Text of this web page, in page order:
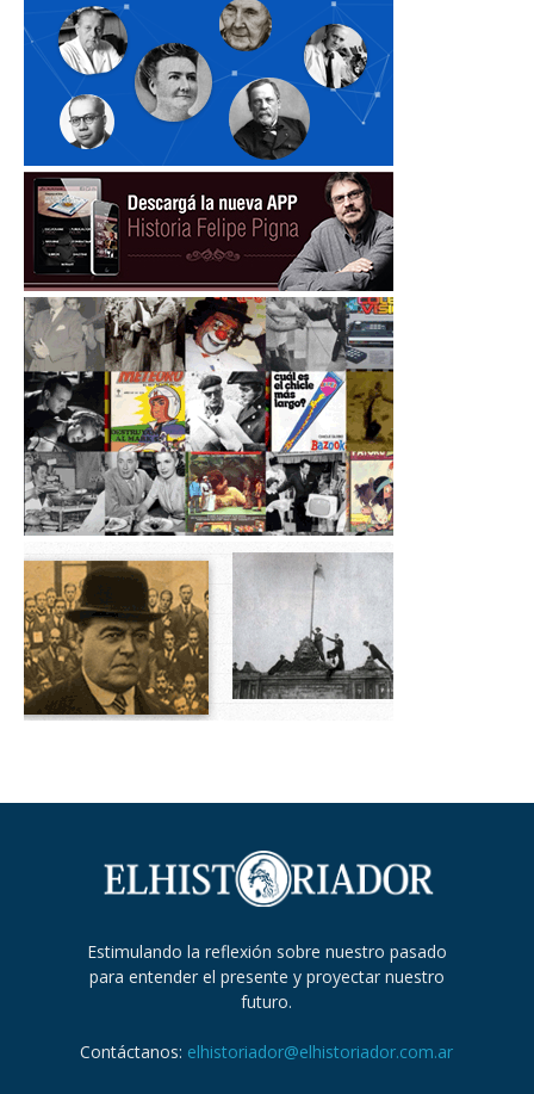
Estimulando la reflexión sobre nuestro pasado
para entender el presente y proyectar nuestro
futuro.
Contáctanos: elhistoriador@elhistoriador.com.ar